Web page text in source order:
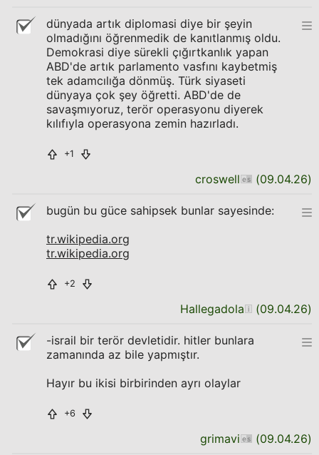
dünyada artık diplomasi diye bir şeyin
olmadığını öğrenmedik de kanıtlanmış oldu.
Demokrasi diye sürekli çığırtkanlık yapan
ABD'de artık parlamento vasfını kaybetmiş
tek adamcılığa dönmüş. Türk siyaseti
dünyaya çok şey öğretti. ABD'de de
savaşmıyoruz, terör operasyonu diyerek
kılıfıyla operasyona zemin hazırladı.
+1
croswell (09.04.26)
bugün bu güce sahipsek bunlar sayesinde:
tr.wikipedia.org
tr.wikipedia.org
+2
Hallegadola (09.04.26)
-israil bir terör devletidir. hitler bunlara
zamanında az bile yapmıştır.
Hayır bu ikisi birbirinden ayrı olaylar
+6
grimavi (09.04.26)